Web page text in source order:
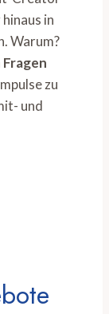
in
Warum?
zu
und